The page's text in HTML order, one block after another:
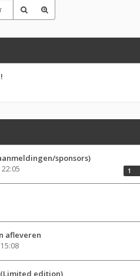
sponsors)
1
afleveren
(Limited edition)